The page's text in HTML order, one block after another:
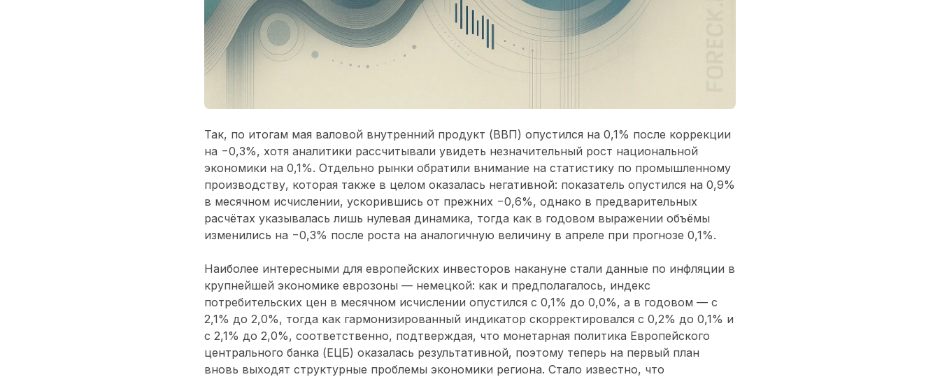
Так, по итогам мая валовой внутренний продукт (ВВП) опустился на 0,1% после коррекции
на −0,3%, хотя аналитики рассчитывали увидеть незначительный рост национальной
экономики на 0,1%. Отдельно рынки обратили внимание на статистику по промышленному
производству, которая также в целом оказалась негативной: показатель опустился на 0,9%
в месячном исчислении, ускорившись от прежних −0,6%, однако в предварительных
расчётах указывалась лишь нулевая динамика, тогда как в годовом выражении объёмы
изменились на −0,3% после роста на аналогичную величину в апреле при прогнозе 0,1%.
Наиболее интересными для европейских инвесторов накануне стали данные по инфляции в
крупнейшей экономике еврозоны — немецкой: как и предполагалось, индекс
потребительских цен в месячном исчислении опустился с 0,1% до 0,0%, а в годовом — с
2,1% до 2,0%, тогда как гармонизированный индикатор скорректировался с 0,2% до 0,1% и
с 2,1% до 2,0%, соответственно, подтверждая, что монетарная политика Европейского
центрального банка (ЕЦБ) оказалась результативной, поэтому теперь на первый план
вновь выходят структурные проблемы экономики региона. Стало известно, что